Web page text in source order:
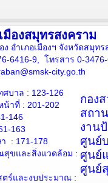
มืองสมุทรสงคราม
อำเภอเมืองฯ จังหวัดสมุท
6416-9, โทรสาร 0-
city.go.th
ศบาล : 123-126
น้าที่ : 201-202
146
163
า : 171-178
สุขและสิ่งแวดล้อม :
ตร์และงบประมาณ :
กอง
สถา
งาน
ศูนย์
ศูนย์
ศูนย์